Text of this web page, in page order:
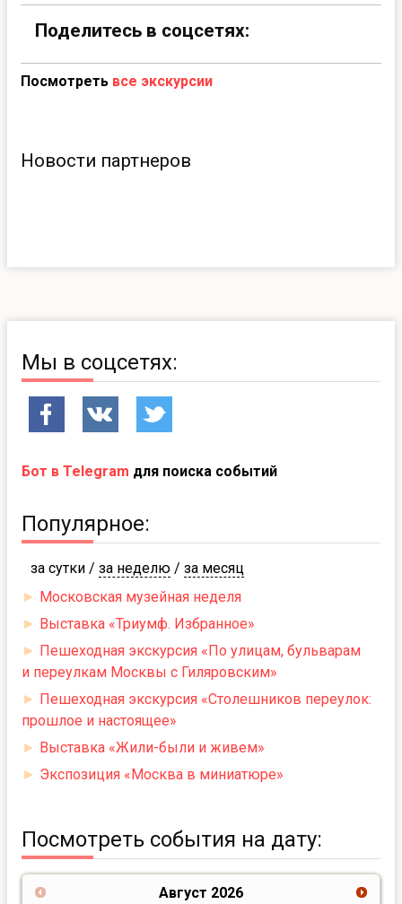
Поделитесь в соцсетях:
Посмотреть все экскурсии
Новости партнеров
Мы в соцсетях:
Бот в Telegram для поиска событий
Популярное:
за сутки / за неделю / за месяц
► Московская музейная неделя
► Выставка «Триумф. Избранное»
► Пешеходная экскурсия «По улицам, бульварам
и переулкам Москвы с Гиляровским»
► Пешеходная экскурсия «Столешников переулок:
прошлое и настоящее»
► Выставка «Жили-были и живем»
► Экспозиция «Москва в миниатюре»
Посмотреть события на дату:
Август 2026